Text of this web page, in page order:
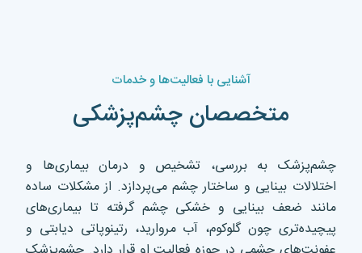
آشنایی با فعالیت‌ها و خدمات
متخصصان چشم‌پزشکی
چشم‌پزشک به بررسی، تشخیص و درمان بیماری‌ها و
اختلالات بینایی و ساختار چشم می‌پردازد. از مشکلات ساده
مانند ضعف بینایی و خشکی چشم گرفته تا بیماری‌های
پیچیده‌تری چون گلوکوم، آب مروارید، رتینوپاتی دیابتی و